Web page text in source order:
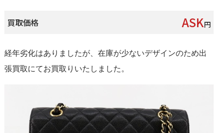
買取価格 ASK円
経年劣化はありましたが、在庫が少ないデザインのため出
張買取にてお買取りいたしました。